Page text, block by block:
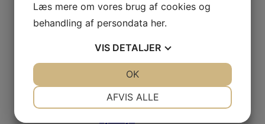
ZIRCON Blokke 57mm
Blokke Ronstan
Blokke serie 30
Blokke serie 50
Faldudtag til wire eller tov
Gennemførings Blokke
Mini Blokke
Læs mere om vores brug af cookies og
behandling af persondata her.
VIS DETALJER
AFVIS ALLE
OK